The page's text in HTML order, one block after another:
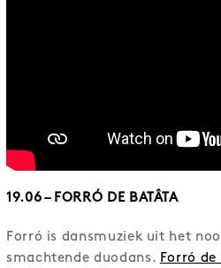
19.06 – FORRÓ DE BATÂTA
Forró is dansmuziek uit het
smachtende duodans. Forró